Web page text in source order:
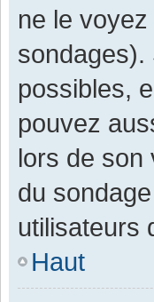
ne le
sondages).
possibles,
pouvez
lors de son
du
utilisateurs
Haut